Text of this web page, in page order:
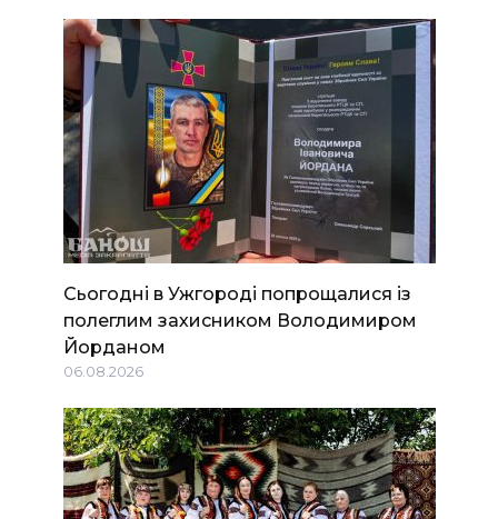
Сьогодні в Ужгороді попрощалися із
полеглим захисником Володимиром
Йорданом
06.08.2026